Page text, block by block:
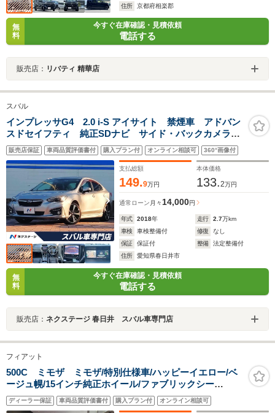
住所
京都府相楽郡
無
料
今すぐ在庫確認・見積依頼
電話する
販売店： リバティ 精華店
スバル
インプレッサG4 2.0 i-S アイサイト 禁煙車 アドバン
スドセイフティ 純正SDナビ サイド・バックカメラ
パワーシート コーナーセンサー LEDライナー スマ
ートキー LEDヘッド ETC 純正18インチアルミ
販売店保証 車両品質評価書付 購入プラン付 オンライン相談可 360°画像付
支払総額
149.9万円
本体価格
133.2万円
通常ローン 月々14,000円
年式 2018年 走行 2.7万km
車検
車検整備付 修復
なし
保証
保証付 整備
法定整備付
住所
愛知県春日井市
無
料
今すぐ在庫確認・見積依頼
電話する
販売店： ネクステージ 春日井 スバル車専門店
フィアット
500C ミモザ ミモザ/特別仕様車/ハッピーイエロー/ベ
ージュ幌/15インチ純正ホイール/ファブリックシー
ト/ETC/純正AWあり
ディーラー保証 車両品質評価書付 購入プラン付 オンライン相談可